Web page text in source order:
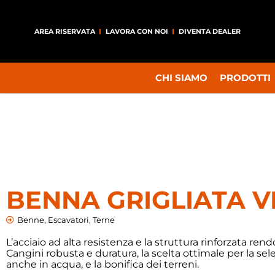
AREA RISERVATA LAVORA CON NOI DIVENTA DEALER
CHI SIAMO PRODOTTI
BENNA GRIGLIATA
Benne, Escavatori, Terne
L’acciaio ad alta resistenza e la struttura rinforzata
Cangini robusta e duratura, la scelta ottimale per la
anche in acqua, e la bonifica dei terreni.